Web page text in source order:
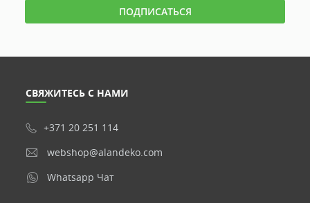
СВЯЖИТЕСЬ С НАМИ
+371 20 251 114
webshop@alandeko.com
Whatsapp Чат